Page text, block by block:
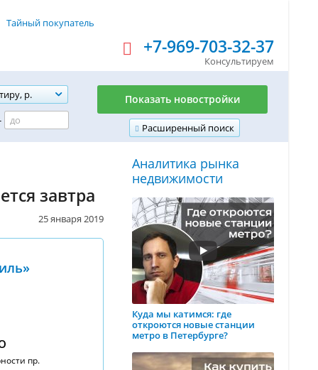
Тайный покупатель
+7-969-703-32-37
Консультируем
р.
Расширенный поиск
Показать новостройки
завтра
25 января 2019
пр.
Аналитика рынка
недвижимости
Куда мы катимся: где
откроются новые станции
метро в Петербурге?